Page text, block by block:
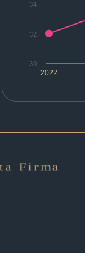
2022
30
32
34